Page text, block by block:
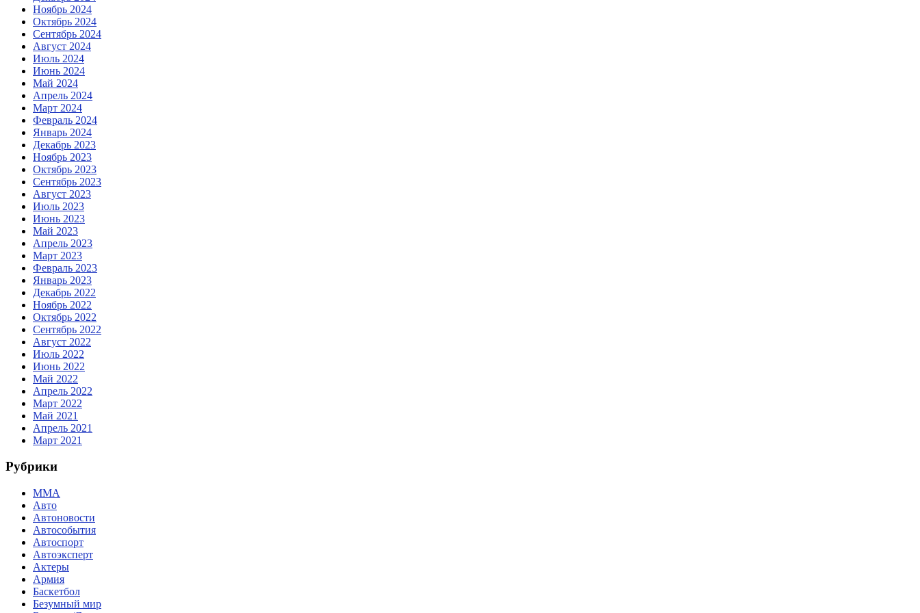
Ноябрь 2024
Октябрь 2024
Сентябрь 2024
Август 2024
Июль 2024
Июнь 2024
Май 2024
Апрель 2024
Март 2024
Февраль 2024
Январь 2024
Декабрь 2023
Ноябрь 2023
Октябрь 2023
Сентябрь 2023
Август 2023
Июль 2023
Июнь 2023
Май 2023
Апрель 2023
Март 2023
Февраль 2023
Январь 2023
Декабрь 2022
Ноябрь 2022
Октябрь 2022
Сентябрь 2022
Август 2022
Июль 2022
Июнь 2022
Май 2022
Апрель 2022
Март 2022
Май 2021
Апрель 2021
Март 2021
Рубрики
MMA
Авто
Автоновости
Автособытия
Автоспорт
Автоэксперт
Актеры
Армия
Баскетбол
Безумный мир